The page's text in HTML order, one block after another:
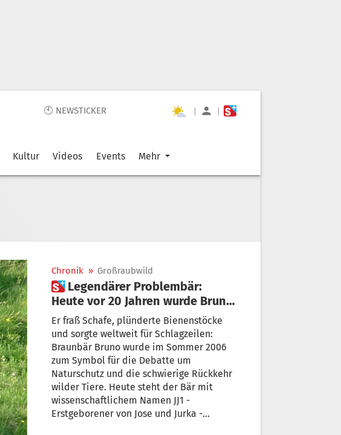
🕙 NEWSTICKER | |
Kultur Videos Events Mehr
Chronik » Großraubwild
 Legendärer Problembär:
Heute vor 20 Jahren wurde Bruno
abgeschossen
Er fraß Schafe, plünderte Bienenstöcke
und sorgte weltweit für Schlagzeilen:
Braunbär Bruno wurde im Sommer 2006
zum Symbol für die Debatte um
Naturschutz und die schwierige Rückkehr
wilder Tiere. Heute steht der Bär mit
wissenschaftlichem Namen JJ1 -
Erstgeborener von Jose und Jurka -